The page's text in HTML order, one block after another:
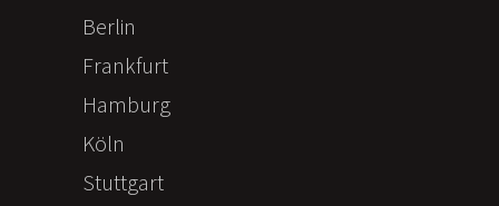
Berlin
Frankfurt
Hamburg
Köln
Stuttgart